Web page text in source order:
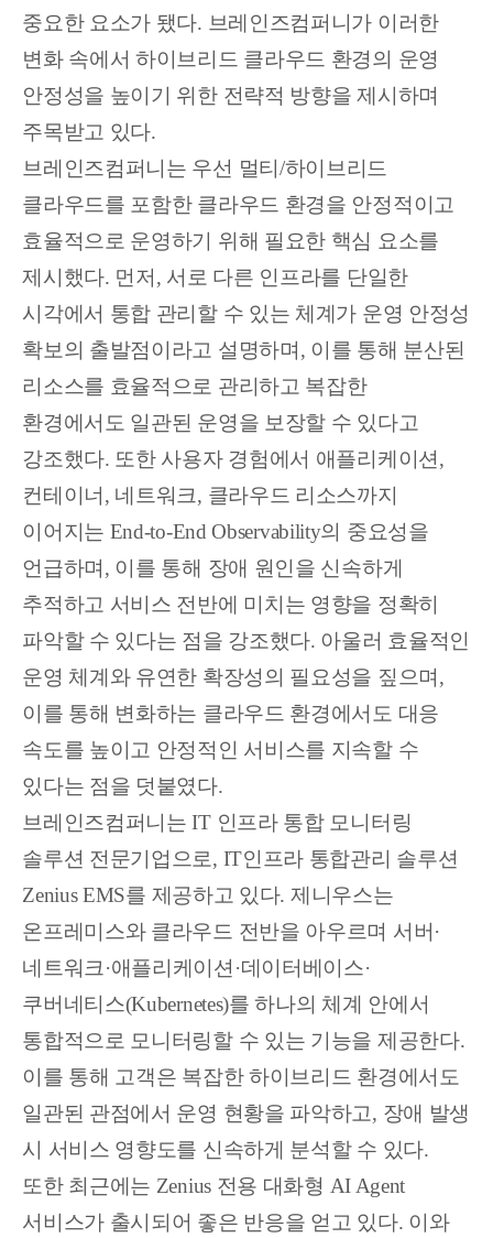
중요한 요소가 됐다. 브레인즈컴퍼니가 이러한
변화 속에서 하이브리드 클라우드 환경의 운영
안정성을 높이기 위한 전략적 방향을 제시하며
주목받고 있다.
브레인즈컴퍼니는 우선 멀티/하이브리드
클라우드를 포함한 클라우드 환경을 안정적이고
효율적으로 운영하기 위해 필요한 핵심 요소를
제시했다. 먼저, 서로 다른 인프라를 단일한
시각에서 통합 관리할 수 있는 체계가 운영 안정성
확보의 출발점이라고 설명하며, 이를 통해 분산된
리소스를 효율적으로 관리하고 복잡한
환경에서도 일관된 운영을 보장할 수 있다고
강조했다. 또한 사용자 경험에서 애플리케이션,
컨테이너, 네트워크, 클라우드 리소스까지
이어지는 End-to-End Observability의 중요성을
언급하며, 이를 통해 장애 원인을 신속하게
추적하고 서비스 전반에 미치는 영향을 정확히
파악할 수 있다는 점을 강조했다. 아울러 효율적인
운영 체계와 유연한 확장성의 필요성을 짚으며,
이를 통해 변화하는 클라우드 환경에서도 대응
속도를 높이고 안정적인 서비스를 지속할 수
있다는 점을 덧붙였다.
브레인즈컴퍼니는 IT 인프라 통합 모니터링
솔루션 전문기업으로, IT인프라 통합관리 솔루션
Zenius EMS를 제공하고 있다. 제니우스는
온프레미스와 클라우드 전반을 아우르며 서버·
네트워크·애플리케이션·데이터베이스·
쿠버네티스(Kubernetes)를 하나의 체계 안에서
통합적으로 모니터링할 수 있는 기능을 제공한다.
이를 통해 고객은 복잡한 하이브리드 환경에서도
일관된 관점에서 운영 현황을 파악하고, 장애 발생
시 서비스 영향도를 신속하게 분석할 수 있다.
또한 최근에는 Zenius 전용 대화형 AI Agent
서비스가 출시되어 좋은 반응을 얻고 있다. 이와